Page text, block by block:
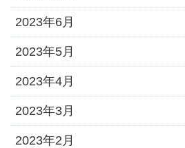
2023年6月
2023年5月
2023年4月
2023年3月
2023年2月